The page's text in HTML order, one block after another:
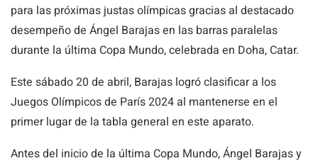
para las próximas justas olímpicas gracias al destacado
desempeño de Ángel Barajas en las barras paralelas
durante la última Copa Mundo, celebrada en Doha, Catar.
Este sábado 20 de abril, Barajas logró clasificar a los
Juegos Olímpicos de París 2024 al mantenerse en el
primer lugar de la tabla general en este aparato.
Antes del inicio de la última Copa Mundo, Ángel Barajas y